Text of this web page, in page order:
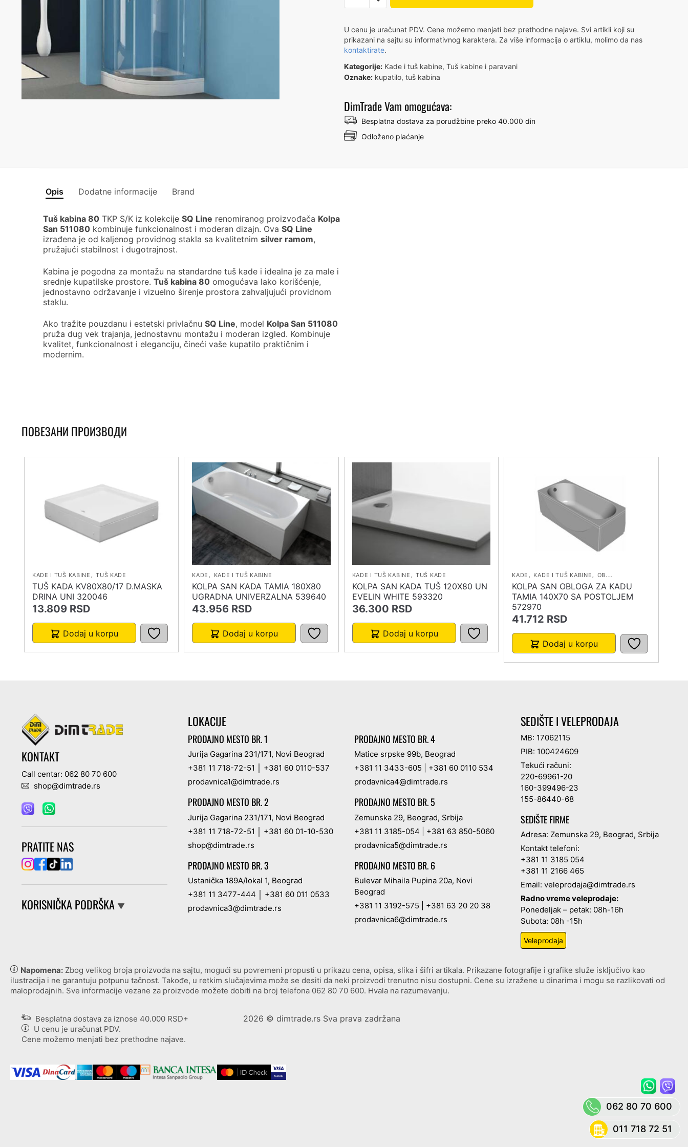
U cenu je uračunat PDV. Cene možemo menjati bez prethodne najave. Svi artikli koji su
prikazani na sajtu su informativnog karaktera. Za više informacija o artiklu, molimo da nas
kontaktirate.
Kategorije: Kade i tuš kabine, Tuš kabine i paravani
Oznake: kupatilo, tuš kabina
80
S/K
SQ
LINE
-
SAN
511080
количина
DimTrade Vam omogućava:
Besplatna dostava za porudžbine preko 40.000 din
Odloženo plaćanje
Opis Dodatne informacije Brand
Tuš kabina 80TKP S/K iz kolekcije SQ Line renomiranog proizvođača Kolpa
San 511080kombinuje funkcionalnost i moderan dizajn. Ova SQ Line
izrađena je od kaljenog providnog stakla sa kvalitetnim silver ramom,
pružajući stabilnost i dugotrajnost.
Kabina je pogodna za montažu na standardne tuš kade i idealna je za male i
srednje kupatilske prostore. Tuš kabina 80omogućava lako korišćenje,
jednostavno održavanje i vizuelno širenje prostora zahvaljujući providnom
staklu.
Ako tražite pouzdanu i estetski privlačnu SQ Line, model Kolpa San 511080
pruža dug vek trajanja, jednostavnu montažu i moderan izgled. Kombinuje
kvalitet, funkcionalnost i eleganciju, čineći vaše kupatilo praktičnim i
modernim.
ПОВЕЗАНИ ПРОИЗВОДИ
KADE I TUŠ KABINE ,TUŠ KADE
TUŠ KADA KV80X80/17 D.MASKA
DRINA UNI 320046
13.809 RSD
Dodaj u korpu
KADE , KADE I TUŠ KABINE
KOLPA SAN KADA TAMIA 180X80
UGRADNA UNIVERZALNA 539640
43.956 RSD
Dodaj u korpu
KADE I TUŠ KABINE ,TUŠ KADE
KOLPA SAN KADA TUŠ 120X80 UN
EVELIN WHITE 593320
36.300 RSD
Dodaj u korpu
KADE , KADE I TUŠ KABINE , OBLOGE ZA KADU
KOLPA SAN OBLOGA ZA KADU
TAMIA 140X70 SA POSTOLJEM
572970
41.712 RSD
Dodaj u korpu
KONTAKT
Call centar: 062 80 70 600
shop@dimtrade.rs
PRATITE NAS
KORISNIČKA PODRŠKA ▼
LOKACIJE
PRODAJNO MESTO BR. 1
Jurija Gagarina 231/171, Novi Beograd
+381 11 718-72-51
+381 60 0110-537
prodavnica1@dimtrade.rs
PRODAJNO MESTO BR. 2
Jurija Gagarina 231/171, Novi Beograd
+381 11 718-72-51
+381 60 01-10-530
shop@dimtrade.rs
PRODAJNO MESTO BR. 3
Ustanička 189A/lokal 1, Beograd
+381 11 3477-444
+381 60 011 0533
prodavnica3@dimtrade.rs
PRODAJNO MESTO BR. 4
Matice srpske 99b, Beograd
+381 11 3433-605
+381 60 0110 534
prodavnica4@dimtrade.rs
PRODAJNO MESTO BR. 5
Zemunska 29, Beograd, Srbija
+381 11 3185-054
+381 63 850-5060
prodavnica5@dimtrade.rs
PRODAJNO MESTO BR. 6
Bulevar Mihaila Pupina 20a, Novi
Beograd
+381 11 3192-575
+381 63 20 20 38
prodavnica6@dimtrade.rs
SEDIŠTE I VELEPRODAJA
MB: 17062115
PIB: 100424609
Tekući računi:
220-69961-20
160-399496-23
155-86440-68
SEDIŠTE FIRME
Adresa: Zemunska 29, Beograd, Srbija
Kontakt telefoni:
+381 11 3185 054
+381 11 2166 465
Email:veleprodaja@dimtrade.rs
Radno vreme veleprodaje:
Ponedeljak – petak: 08h-16h
Subota: 08h -15h
Veleprodaja
Napomena: Zbog velikog broja proizvoda na sajtu, mogući su povremeni propusti u prikazu cena, opisa, slika i šifri artikala. Prikazane fotografije i grafike služe isključivo kao
ilustracija i ne garantuju potpunu tačnost. Takođe, u retkim slučajevima može se desiti da neki proizvodi trenutno nisu dostupni. Cene su izražene u dinarima i mogu se razlikovati od
maloprodajnih. Sve informacije vezane za proizvode možete dobiti na broj telefona 062 80 70 600. Hvala na razumevanju.
Besplatna dostava za iznose 40.000 RSD+
U cenu je uračunat PDV.
Cene možemo menjati bez prethodne najave.
2026 © dimtrade.rs Sva prava zadržana
062 80 70 600
011 718 72 51